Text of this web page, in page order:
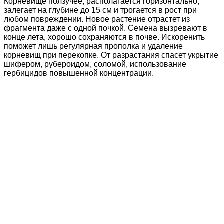
залегает на глубине до 15 см и трогается в рост при
любом повреждении. Новое растение отрастет из
фрагмента даже с одной почкой. Семена вызревают в
конце лета, хорошо сохраняются в почве. Искоренить
поможет лишь регулярная прополка и удаление
корневищ при перекопке. От разрастания спасет укрытие
шифером, рубероидом, соломой, использование
гербицидов повышенной концентрации.